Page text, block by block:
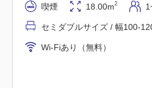
当館『ホテルリブマックス岐
下さい。
喫煙 18.00m2
セミダブルサイズ / 幅100-
Wi-Fiあり（無料）